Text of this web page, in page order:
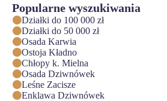
Popularne wyszukiwania
Działki do 100 000 zł
Działki do 50 000 zł
Osada Karwia
Ostoja Kładno
Chłopy k. Mielna
Osada Dziwnówek
Leśne Zacisze
Enklawa Dziwnówek